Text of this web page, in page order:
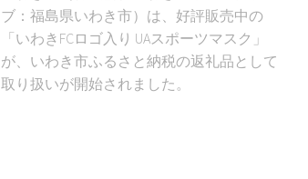
ブ：福島県いわき市）は、好評販売中の
「いわきFCロゴ入り UAスポーツマスク」
が、いわき市ふるさと納税の返礼品として
取り扱いが開始されました。